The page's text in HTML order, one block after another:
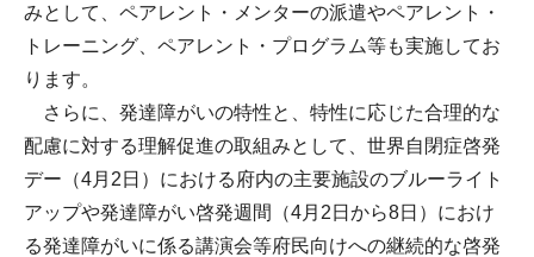
みとして、ペアレント・メンターの派遣やペアレント・
トレーニング、ペアレント・プログラム等も実施してお
ります。
さらに、発達障がいの特性と、特性に応じた合理的な
配慮に対する理解促進の取組みとして、世界自閉症啓発
デー（4月2日）における府内の主要施設のブルーライト
アップや発達障がい啓発週間（4月2日から8日）におけ
る発達障がいに係る講演会等府民向けへの継続的な啓発